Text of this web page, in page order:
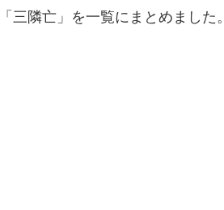
三隣亡」を一覧にまとめました。